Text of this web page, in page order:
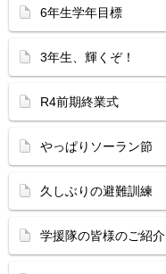
6年生学年目標
3年生、輝くぞ！
R4前期終業式
やっぱりソーラン節
久しぶりの避難訓練
学援隊の皆様のご紹介